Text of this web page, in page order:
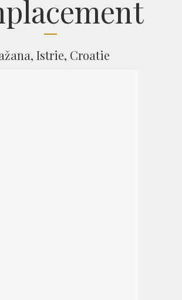
Istrie, Croatie